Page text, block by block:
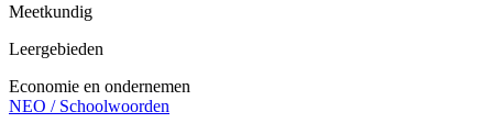
Meetkundig
Leergebieden
Economie en ondernemen
NEO / Schoolwoorden